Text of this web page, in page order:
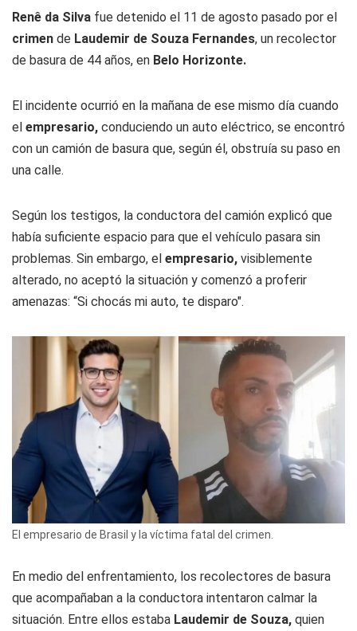
Renê da Silva fue detenido el 11 de agosto pasado por el
crimen de Laudemir de Souza Fernandes, un recolector
de basura de 44 años, en Belo Horizonte.
El incidente ocurrió en la mañana de ese mismo día cuando
el empresario, conduciendo un auto eléctrico, se encontró
con un camión de basura que, según él, obstruía su paso en
una calle.
Según los testigos, la conductora del camión explicó que
había suficiente espacio para que el vehículo pasara sin
problemas. Sin embargo, el empresario, visiblemente
alterado, no aceptó la situación y comenzó a proferir
amenazas: “Si chocás mi auto, te disparo".
El empresario de Brasil y la víctima fatal del crimen.
En medio del enfrentamiento, los recolectores de basura
que acompañaban a la conductora intentaron calmar la
situación. Entre ellos estaba Laudemir de Souza, quien